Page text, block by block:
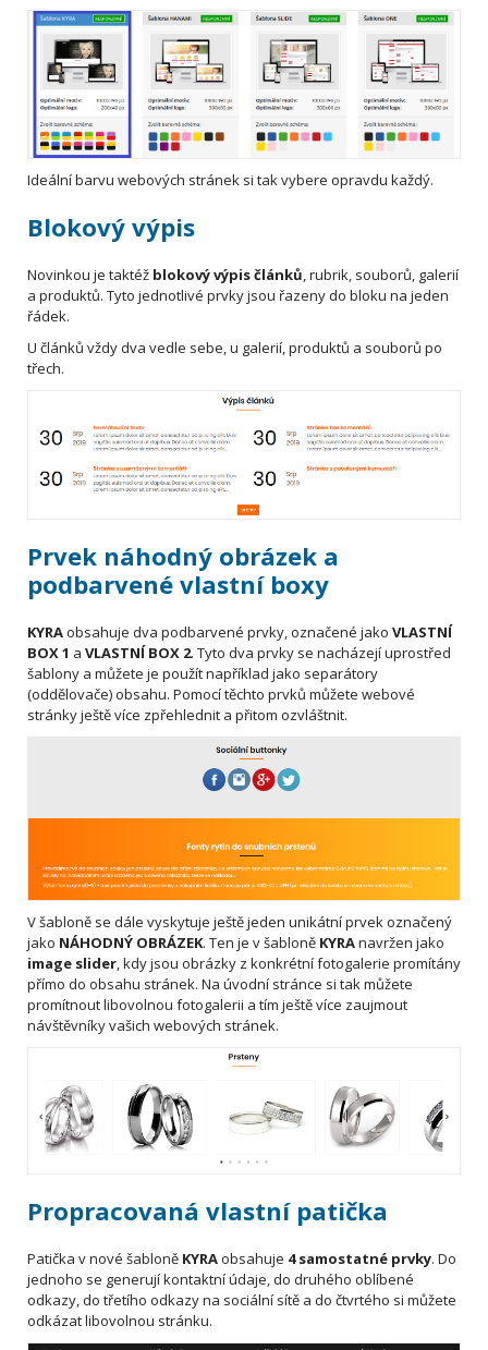
Ideální barvu webových stránek si tak vybere opravdu každý.
Blokový výpis
Novinkou je taktéž blokový výpis článků, rubrik, souborů, galerií
a produktů. Tyto jednotlivé prvky jsou řazeny do bloku na jeden
řádek.
U článků vždy dva vedle sebe, u galerií, produktů a souborů po
třech.
Prvek náhodný obrázek a
podbarvené vlastní boxy
KYRAobsahuje dva podbarvené prvky, označené jako VLASTNÍ
BOX 1 a VLASTNÍ BOX 2. Tyto dva prvky se nacházejí uprostřed
šablony a můžete je použít například jako separátory
(oddělovače) obsahu. Pomocí těchto prvků můžete webové
stránky ještě více zpřehlednit a přitom ozvláštnit.
V šabloně se dále vyskytuje ještě jeden unikátní prvek označený
jako NÁHODNÝ OBRÁZEK. Ten je v šabloně KYRAnavržen jako
image slider, kdy jsou obrázky z konkrétní fotogalerie promítány
přímo do obsahu stránek. Na úvodní stránce si tak můžete
promítnout libovolnou fotogalerii a tím ještě více zaujmout
návštěvníky vašich webových stránek.
Propracovaná vlastní patička
Patička v nové šabloně KYRAobsahuje 4 samostatné prvky. Do
jednoho se generují kontaktní údaje, do druhého oblíbené
odkazy, do třetího odkazy na sociální sítě a do čtvrtého si můžete
odkázat libovolnou stránku.